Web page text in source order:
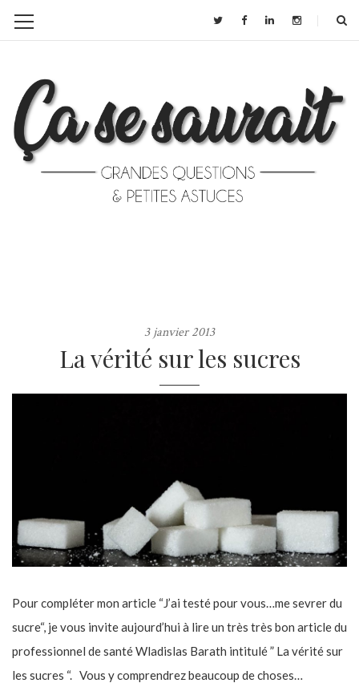
3 janvier 2013
La vérité sur les sucres
Pour compléter mon article “J’ai testé pour vous…me sevrer du
sucre“, je vous invite aujourd’hui à lire un très très bon article du
professionnel de santé Wladislas Barath intitulé ” La vérité sur
les sucres “. Vous y comprendrez beaucoup de choses…